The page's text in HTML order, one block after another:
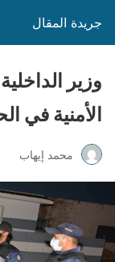
جريدة المقال
وزير
الأمنية في
محمد إيهاب